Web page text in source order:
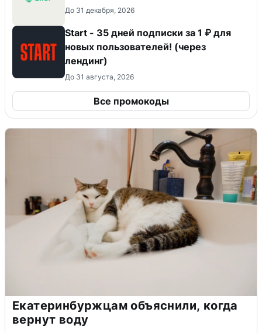
До 31 декабря, 2026
Start - 35 дней подписки за 1 ₽ для
новых пользователей! (через
лендинг)
До 31 августа, 2026
Все промокоды
Екатеринбуржцам объяснили, когда
вернут воду